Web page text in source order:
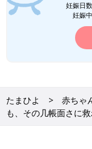
妊娠日
妊娠
たまひよ 赤ちゃ
も、その几帳面さに